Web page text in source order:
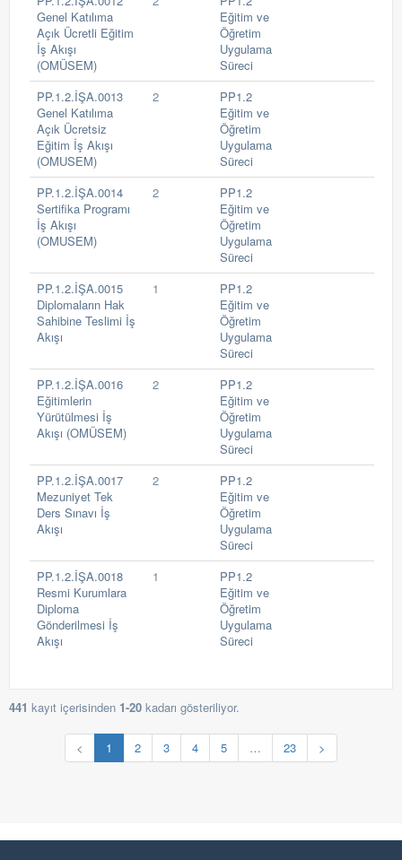
Genel Katılıma
Açık Ücretli Eğitim
İş Akışı
(OMÜSEM)
Eğitim ve
Öğretim
Uygulama
Süreci
PP.1.2.İŞA.0013
Genel Katılıma
Açık Ücretsiz
Eğitim İş Akışı
(OMUSEM)
2
PP1.2
Eğitim ve
Öğretim
Uygulama
Süreci
PP.1.2.İŞA.0014
Sertifika Programı
İş Akışı
(OMUSEM)
2
PP1.2
Eğitim ve
Öğretim
Uygulama
Süreci
PP.1.2.İŞA.0015
Diplomaların Hak
Sahibine Teslimi İş
Akışı
1
PP1.2
Eğitim ve
Öğretim
Uygulama
Süreci
PP.1.2.İŞA.0016
Eğitimlerin
Yürütülmesi İş
Akışı (OMÜSEM)
2
PP1.2
Eğitim ve
Öğretim
Uygulama
Süreci
PP.1.2.İŞA.0017
Mezuniyet Tek
Ders Sınavı İş
Akışı
2
PP1.2
Eğitim ve
Öğretim
Uygulama
Süreci
PP.1.2.İŞA.0018
Resmi Kurumlara
Diploma
Gönderilmesi İş
Akışı
1
PP1.2
Eğitim ve
Öğretim
Uygulama
Süreci
441 kayıt içerisinden 1-20 kadarı gösteriliyor.
< 1 2 3 4 5 … 23 >
v1.8.20 EN